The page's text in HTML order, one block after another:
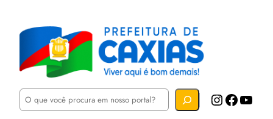
P
Instagram Facebook YouTube